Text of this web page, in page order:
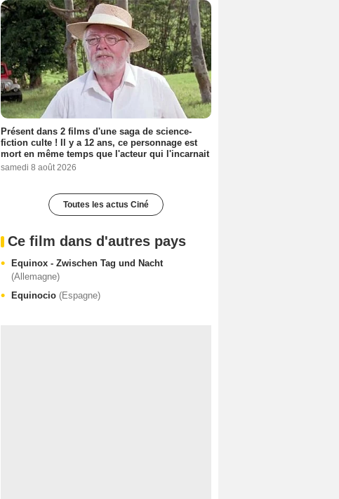
Présent dans 2 films d'une saga de science-
fiction culte ! Il y a 12 ans, ce personnage est
mort en même temps que l'acteur qui l'incarnait
samedi 8 août 2026
Toutes les actus Ciné
Ce film dans d'autres pays
Equinox - Zwischen Tag und Nacht
(Allemagne)
Equinocio (Espagne)